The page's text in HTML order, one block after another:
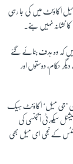
اکاؤنٹ میں کی جا رہی
نشانہ نہیں بنے۔
کہ وہ ہدف بنائے گئے
حکام، دوستوں اور
کے نجی ’جی میل‘ اکاؤنٹ ہیک
سیکورٹی ایجنسی کی
کے نجی ای میل بھی